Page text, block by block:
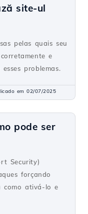
site-ul
pelas quais seu
e
problemas.
em 02/07/2025
pode ser
Security)
forçando
como ativá-lo e